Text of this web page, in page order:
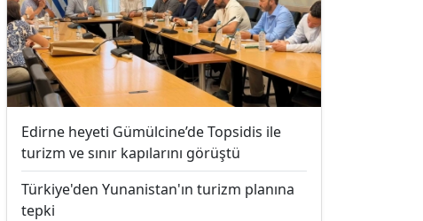
Edirne heyeti Gümülcine’de Topsidis ile
turizm ve sınır kapılarını görüştü
Türkiye'den Yunanistan'ın turizm planına
tepki